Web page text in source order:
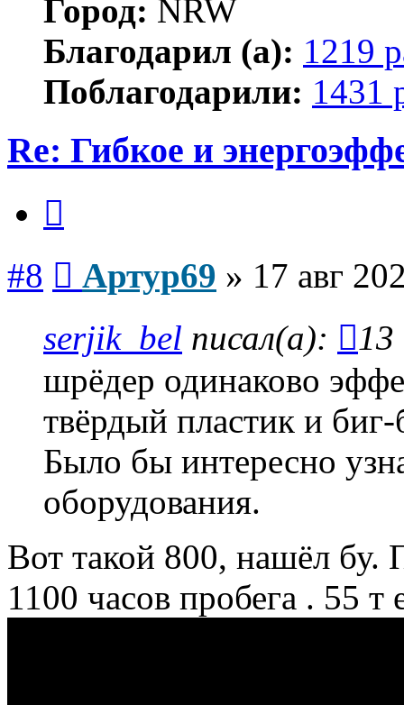
Город: NRW
Благодарил (а): 1219
Поблагодарили: 1431
Re: Гибкое и
#8 Артур69 » 17 авг
serjik_bel писал(а):
13
шрёдер одинаково
твёрдый пластик и биг-
Было бы интересно
оборудования.
Вот такой 800, нашёл бу.
1100 часов пробега . 55 т